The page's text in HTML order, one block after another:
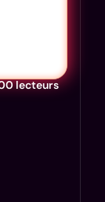
lecteurs